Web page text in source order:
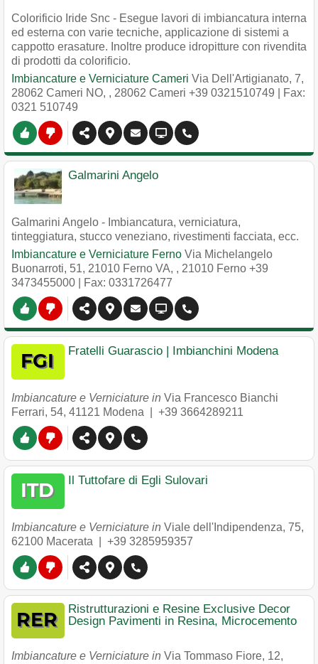
Colorificio Iride Snc - Esegue lavori di imbiancatura interna
ed esterna con varie tecniche, applicazione di sistemi a
cappotto erasature. Inoltre produce idropitture con rivendita
di prodotti da colorificio.
Imbiancature e Verniciature Cameri Via Dell'Artigianato, 7,
28062 Cameri NO, , 28062 Cameri +39 0321510749 | Fax:
0321 510749
Galmarini Angelo
Galmarini Angelo - Imbiancatura, verniciatura,
tinteggiatura, stucco veneziano, rivestimenti facciata, ecc.
Imbiancature e Verniciature Ferno Via Michelangelo
Buonarroti, 51, 21010 Ferno VA, , 21010 Ferno +39
3473455000 | Fax: 0331726477
Fratelli Guarascio | Imbianchini Modena
Imbiancature e Verniciature in Via Francesco Bianchi
Ferrari, 54, 41121 Modena +39 3664289211
Il Tuttofare di Egli Sulovari
Imbiancature e Verniciature in Viale dell'Indipendenza, 75,
62100 Macerata +39 3285959357
Ristrutturazioni e Resine Exclusive Decor
Design Pavimenti in Resina, Microcemento
Imbiancature e Verniciature in Via Tommaso Fiore, 12,